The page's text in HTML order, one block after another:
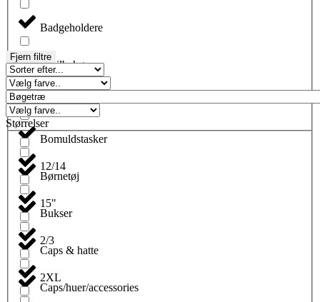
Badgeholdere
Biltilbehør
Blyanter
Bomuldstasker
Børnetøj
Bukser
Caps & hatte
Caps/huer/accessories
Fjern filtre
Størrelser
12/14
15"
2/3
2XL